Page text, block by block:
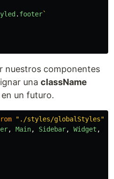
. footer`
nuestros componentes
una className
un futuro.
" ./styles/globalStyles"
, Main, Sidebar, Widget ,